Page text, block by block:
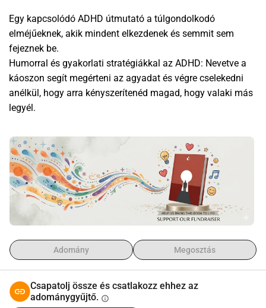
Egy kapcsolódó ADHD útmutató a túlgondolkodó
elméjűeknek, akik mindent elkezdenek és semmit sem
fejeznek be.
Humorral és gyakorlati stratégiákkal az ADHD: Nevetve a
káoszon segít megérteni az agyadat és végre cselekedni
anélkül, hogy arra kényszerítenéd magad, hogy valaki más
legyél.
Adomány Megosztás
Csapatolj össze és csatlakozz ehhez az
adománygyűjtő. info